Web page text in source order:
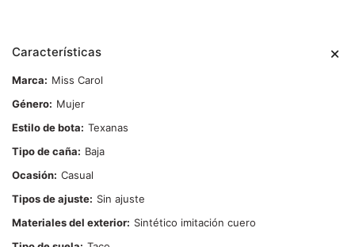
Características
Marca
Miss Carol
Género
Mujer
Estilo de bota
Texanas
Tipo de caña
Baja
Ocasión Casual
Tipos de ajuste
Sin ajuste
Materiales del exterior
Sintético imitación cuero